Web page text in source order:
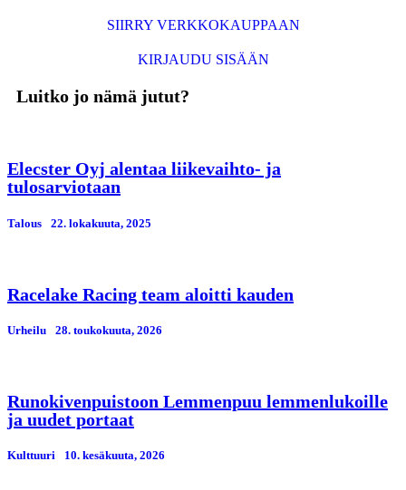
SIIRRY VERKKOKAUPPAAN
KIRJAUDU SISÄÄN
Luitko jo nämä jutut?
Elecster Oyj alentaa liikevaihto- ja
tulosarviotaan
Talous 22. lokakuuta, 2025
Racelake Racing team aloitti kauden
Urheilu 28. toukokuuta, 2026
Runokivenpuistoon Lemmenpuu lemmenlukoille
ja uudet portaat
Kulttuuri 10. kesäkuuta, 2026